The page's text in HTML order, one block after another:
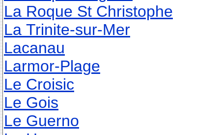
La Roque St Christophe
La Trinite-sur-Mer
Lacanau
Larmor-Plage
Le Croisic
Le Gois
Le Guerno